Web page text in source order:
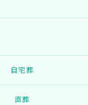
自宅葬
直葬